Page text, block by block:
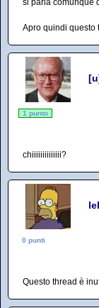
si parla comunque
Apro quindi questo
1 punto
chiiiiiiiiiiiiii?
0 punti
Questo thread è